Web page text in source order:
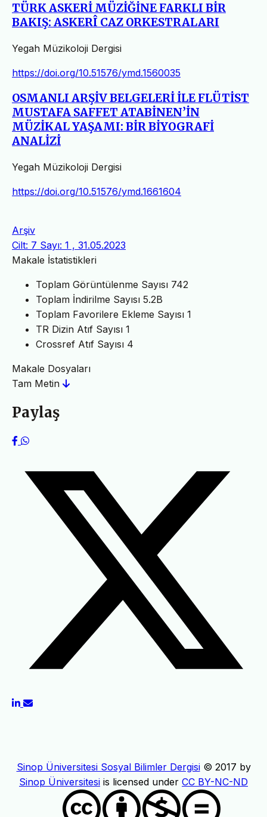
TÜRK ASKERİ MÜZİĞİNE FARKLI BİR
BAKIŞ: ASKERÎ CAZ ORKESTRALARI
Yegah Müzikoloji Dergisi
https://doi.org/10.51576/ymd.1560035
OSMANLI ARŞİV BELGELERİ İLE FLÜTİST
MUSTAFA SAFFET ATABİNEN’İN
MÜZİKAL YAŞAMI: BİR BİYOGRAFİ
ANALİZİ
Yegah Müzikoloji Dergisi
https://doi.org/10.51576/ymd.1661604
Arşiv
Cilt: 7 Sayı: 1 , 31.05.2023
Makale İstatistikleri
Toplam Görüntülenme Sayısı 742
Toplam İndirilme Sayısı 5.2B
Toplam Favorilere Ekleme Sayısı 1
TR Dizin Atıf Sayısı 1
Crossref Atıf Sayısı 4
Makale Dosyaları
Tam Metin
Paylaş
Sinop Üniversitesi Sosyal Bilimler Dergisi© 2017 by
Sinop Üniversitesi is licensed under CC BY-NC-ND